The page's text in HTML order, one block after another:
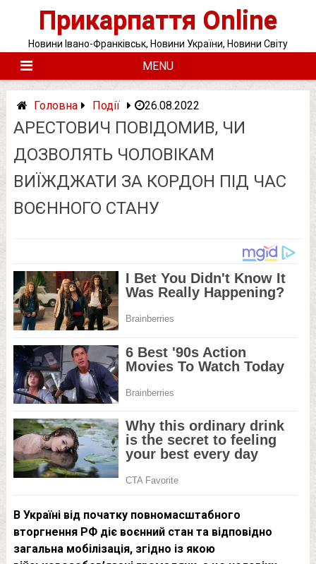
Прикарпаття Online
Новини Івано-Франківськ, Новини України, Новини Світу
MENU
Головна Події 26.08.2022
АРЕСТОВИЧ ПОВІДОМИВ, ЧИ
ДОЗВОЛЯТЬ ЧОЛОВІКАМ
ВИЇЖДЖАТИ ЗА КОРДОН ПІД ЧАС
ВОЄННОГО СТАНУ
В Україні від початку повномасштабного
вторгнення РФ діє воєнний стан та відповідно
загальна мобілізація, згідно із якою